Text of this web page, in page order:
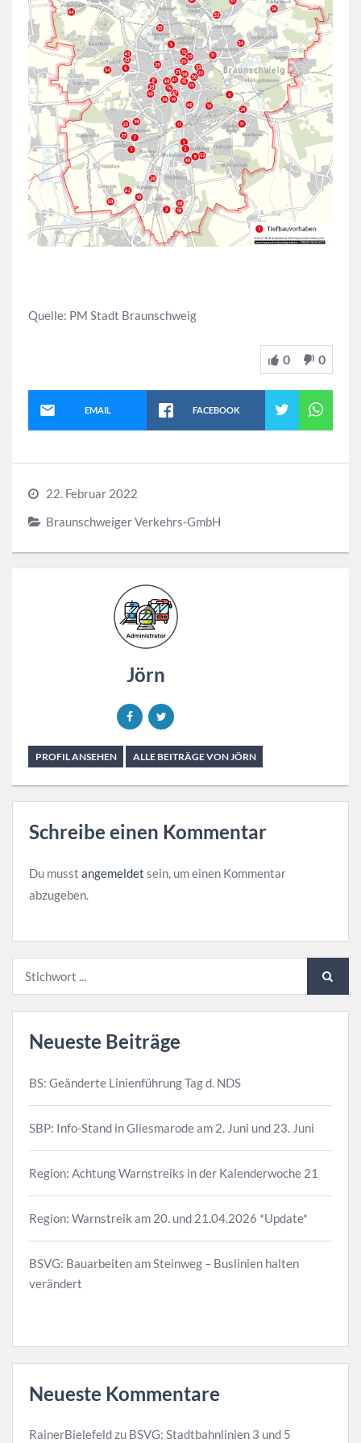
Quelle: PM Stadt Braunschweig
0 0
EMAIL FACEBOOK
22. Februar 2022
Braunschweiger Verkehrs-GmbH
Jörn
PROFIL ANSEHEN ALLE BEITRÄGE VON JÖRN
Schreibe einen Kommentar
Du musst angemeldet sein, um einen Kommentar
abzugeben.
Neueste Beiträge
BS: Geänderte Linienführung Tag d. NDS
SBP: Info-Stand in Gliesmarode am 2. Juni und 23. Juni
Region: Achtung Warnstreiks in der Kalenderwoche 21
Region: Warnstreik am 20. und 21.04.2026 *Update*
BSVG: Bauarbeiten am Steinweg – Buslinien halten
verändert
Neueste Kommentare
RainerBielefeldzu BSVG: Stadtbahnlinien 3 und 5